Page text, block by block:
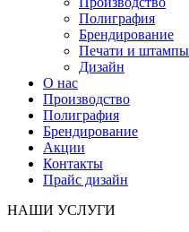
Полиграфия
Брендирование
Печати и штампы
Дизайн
О нас
Производство
Полиграфия
Брендирование
Акции
Контакты
Прайс дизайн
НАШИ УСЛУГИ